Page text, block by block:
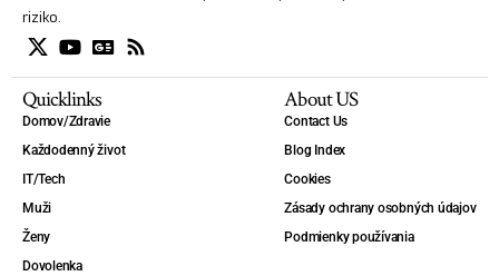
riziko.
Quicklinks
Domov/Zdravie
Každodenný život
IT/Tech
Muži
Ženy
Dovolenka
About US
Contact Us
Blog Index
Cookies
Zásady ochrany osobných údajov
Podmienky používania